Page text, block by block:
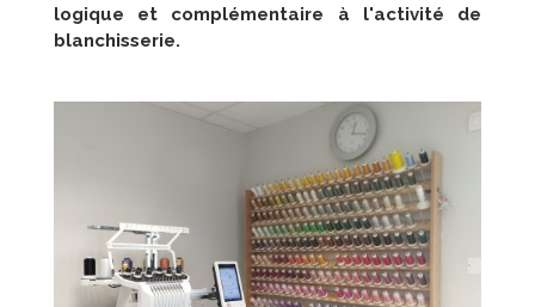
logique et complémentaire à l'activité de
blanchisserie.